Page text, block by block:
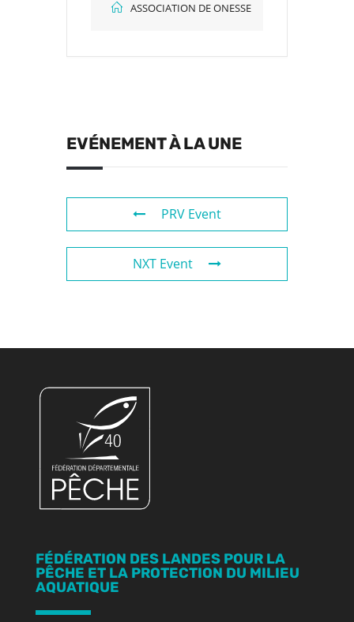
ASSOCIATION DE ONESSE
EVÉNEMENT À LA UNE
PRV Event
NXT Event
FÉDÉRATION DES LANDES POUR LA
PÊCHE ET LA PROTECTION DU MILIEU
AQUATIQUE